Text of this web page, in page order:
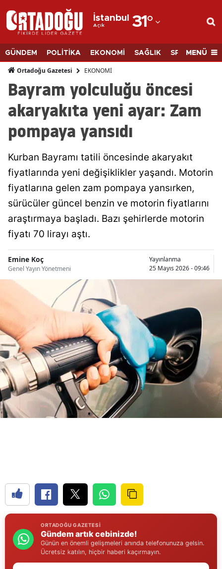
İstanbul
Açık 31°
Adana
Adıyaman
Afyonkarahisar
Ağrı
Amasya
Ankara
Antalya
Artvin
Aydın
Bingöl
Bolu
Burdur
Bursa
Çanakkale
Çankırı
Çorum
Denizli
Erzincan
Erzurum
Eskişehir
Gaziantep
GÜNDEM POLİTİKA EKONOMİ SAĞLIK SPORMENÜ
Ortadoğu Gazetesi EKONOMİ
Bayram yolculuğu öncesi
akaryakıta yeni ayar: Zam
pompaya yansıdı
Kurban Bayramı tatili öncesinde akaryakıt
fiyatlarında yeni değişiklikler yaşandı. Motorin
fiyatlarına gelen zam pompaya yansırken,
sürücüler güncel benzin ve motorin fiyatlarını
araştırmaya başladı. Bazı şehirlerde motorin
fiyatı 70 lirayı aştı.
Emine Koç
Genel Yayın Yönetmeni
Yayınlanma
25 Mayıs 2026 - 09:46
ORTADOĞU GAZETESI
Gündem artık cebinizde!
Günün en önemli gelişmeleri anında telefonunuza gelsin.
Ücretsiz katılın, hiçbir haberi kaçırmayın.